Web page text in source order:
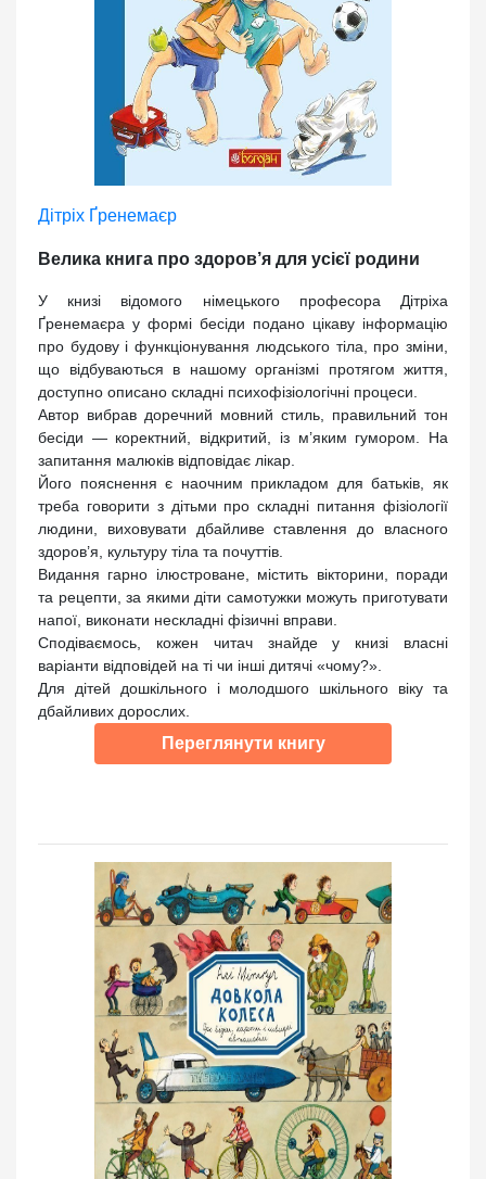
Дітріх Ґренемаєр
Велика книга про здоров’я для усієї родини
У книзі відомого німецького професора Дітріха
Ґренемаєра у формі бесіди подано цікаву інформацію
про будову і функціонування людського тіла, про зміни,
що відбуваються в нашому організмі протягом життя,
доступно описано складні психофізіологічні процеси.
Автор вибрав доречний мовний стиль, правильний тон
бесіди — коректний, відкритий, із м’яким гумором. На
запитання малюків відповідає лікар.
Його пояснення є наочним прикладом для батьків, як
треба говорити з дітьми про складні питання фізіології
людини, виховувати дбайливе ставлення до власного
здоров’я, культуру тіла та почуттів.
Видання гарно ілюстроване, містить вікторини, поради
та рецепти, за якими діти самотужки можуть приготувати
напої, виконати нескладні фізичні вправи.
Сподіваємось, кожен читач знайде у книзі власні
варіанти відповідей на ті чи інші дитячі «чому?».
Для дітей дошкільного і молодшого шкільного віку та
дбайливих дорослих.
Переглянути книгу